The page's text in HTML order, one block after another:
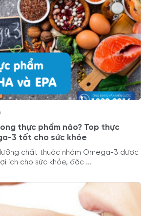
thực phẩm nào? Top thực
3 tốt cho sức khỏe
chất thuộc nhóm Omega-3 được
ích cho sức khỏe, đặc ...